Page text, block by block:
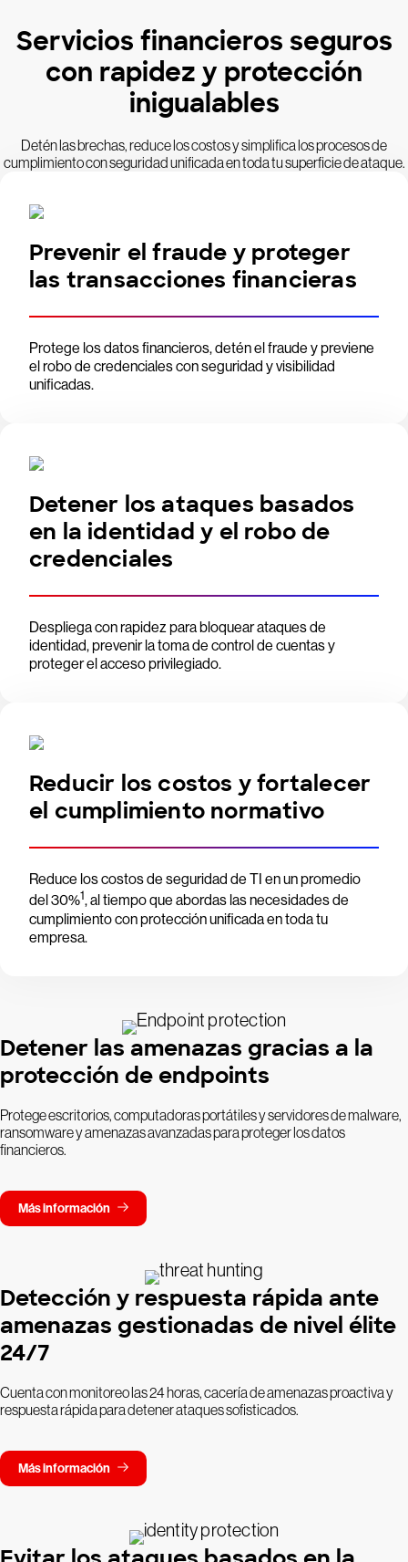
Servicios financieros seguros
con rapidez y protección
inigualables
Detén las brechas, reduce los costos y simplifica los procesos de
cumplimiento con seguridad unificada en toda tu superficie de ataque.
Prevenir el fraude y proteger
las transacciones financieras
Protege los datos financieros, detén el fraude y previene
el robo de credenciales con seguridad y visibilidad
unificadas.
Detener los ataques basados
en la identidad y el robo de
credenciales
Despliega con rapidez para bloquear ataques de
identidad, prevenir la toma de control de cuentas y
proteger el acceso privilegiado.
Reducir los costos y fortalecer
el cumplimiento normativo
Reduce los costos de seguridad de TI en un promedio
del 30%1, al tiempo que abordas las necesidades de
cumplimiento con protección unificada en toda tu
empresa.
Detener las amenazas gracias a la
protección de endpoints
Protege escritorios, computadoras portátiles y servidores de malware,
ransomware y amenazas avanzadas para proteger los datos
financieros.
Más información
Detección y respuesta rápida ante
amenazas gestionadas de nivel élite
24/7
Cuenta con monitoreo las 24 horas, cacería de amenazas proactiva y
respuesta rápida para detener ataques sofisticados.
Más información